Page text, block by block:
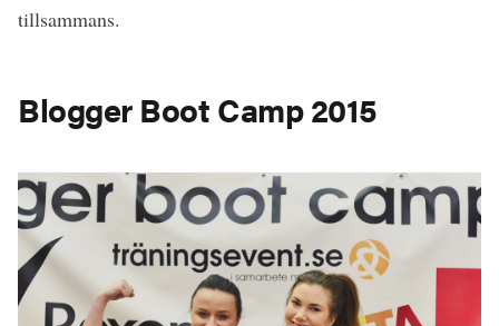
tillsammans.
Blogger Boot Camp 2015